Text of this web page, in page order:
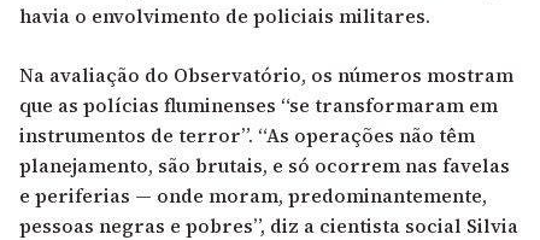
havia o envolvimento de policiais militares.
Na avaliação do Observatório, os números mostram
que as polícias fluminenses “se transformaram em
instrumentos de terror”. “As operações não têm
planejamento, são brutais, e só ocorrem nas favelas
e periferias — onde moram, predominantemente,
pessoas negras e pobres”, diz a cientista social Silvia